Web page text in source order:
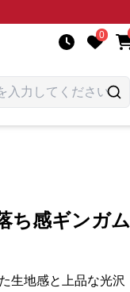
0
ち感ギンガム
生地感と上品な光沢